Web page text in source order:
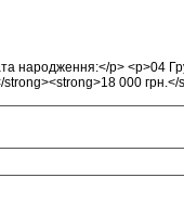
народження:</p> <p>04
strong><strong>18 000